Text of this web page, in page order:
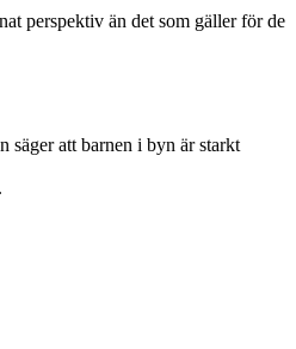
perspektiv än det som gäller för de
säger att barnen i byn är starkt
.